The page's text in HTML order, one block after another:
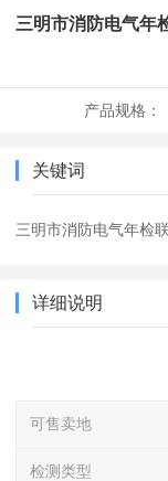
三明市消防电气年
产品规格：
关键词
三明市消防电气年检
详细说明
可售卖地
检测类型